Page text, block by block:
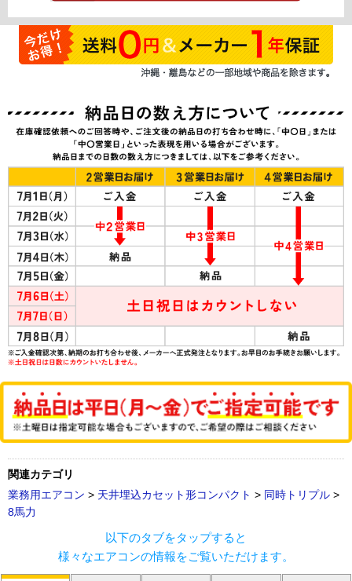
関連カテゴリ
業務用エアコン > 天井埋込カセット形コンパクト > 同時トリプル >
8馬力
以下のタブをタップすると
様々なエアコンの情報をご覧いただけます。